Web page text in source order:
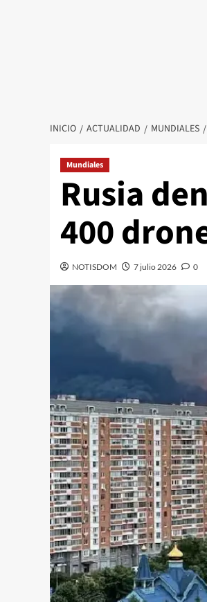
INICIO ACTUALIDAD MUNDIALES
Mundiales
Rusia
400
NOTISDOM 7 julio 2026 0